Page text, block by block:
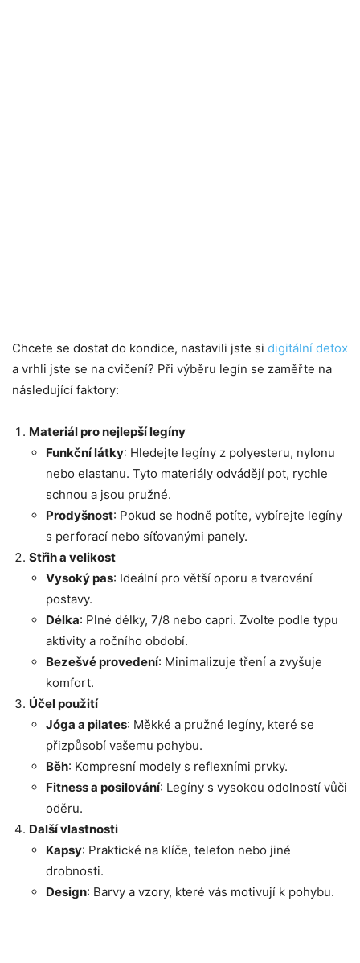
Chcete se dostat do kondice, nastavili jste si digitální detox
a vrhli jste se na cvičení? Při výběru legín se zaměřte na
následující faktory:
Materiál pro nejlepší legíny
Funkční látky: Hledejte legíny z polyesteru, nylonu
nebo elastanu. Tyto materiály odvádějí pot, rychle
schnou a jsou pružné.
Prodyšnost: Pokud se hodně potíte, vybírejte legíny
s perforací nebo síťovanými panely.
Střih a velikost
Vysoký pas: Ideální pro větší oporu a tvarování
postavy.
Délka: Plné délky, 7/8 nebo capri. Zvolte podle typu
aktivity a ročního období.
Bezešvé provedení: Minimalizuje tření a zvyšuje
komfort.
Účel použití
Jóga a pilates: Měkké a pružné legíny, které se
přizpůsobí vašemu pohybu.
Běh: Kompresní modely s reflexními prvky.
Fitness a posilování: Legíny s vysokou odolností vůči
oděru.
Další vlastnosti
Kapsy: Praktické na klíče, telefon nebo jiné
drobnosti.
Design: Barvy a vzory, které vás motivují k pohybu.